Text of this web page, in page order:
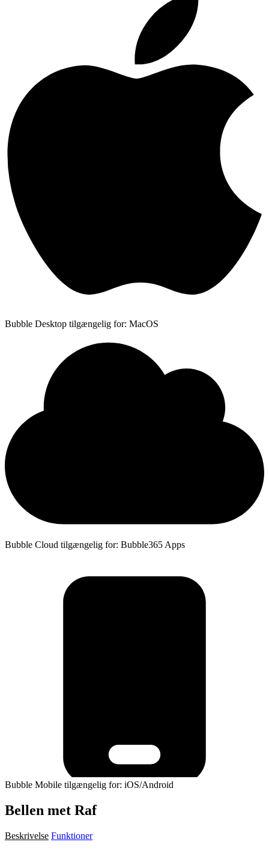
Bubble Desktop tilgængelig for: MacOS
Bubble Cloud tilgængelig for: Bubble365 Apps
Bubble Mobile tilgængelig for: iOS/Android
Bellen met Raf
Beskrivelse Funktioner